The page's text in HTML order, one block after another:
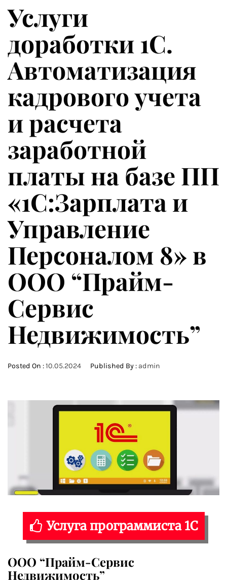
Услуги
доработки 1С.
Автоматизация
кадрового учета
и расчета
заработной
платы на базе ПП
«1С:Зарплата и
Управление
Персоналом 8» в
ООО “Прайм-
Сервис
Недвижимость”
Posted On :10.05.2024 Published By : admin
Услуга программиста 1С
ООО “Прайм-Сервис
Недвижимость”